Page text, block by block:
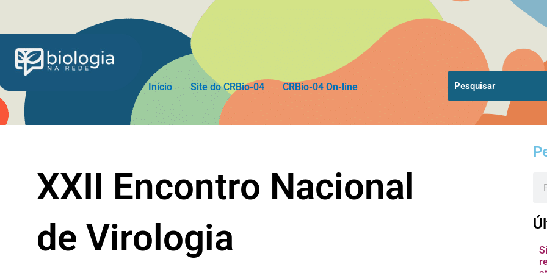
o
conteúdo
Início Site do CRBio-04 CRBio-04 On-line
XXII Encontro Nacional
de Virologia